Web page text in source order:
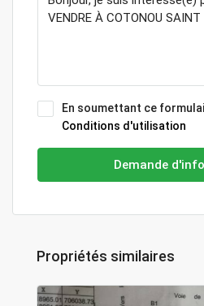
En soumettant ce
Conditions d'utilisation
Demande
Propriétés similaires